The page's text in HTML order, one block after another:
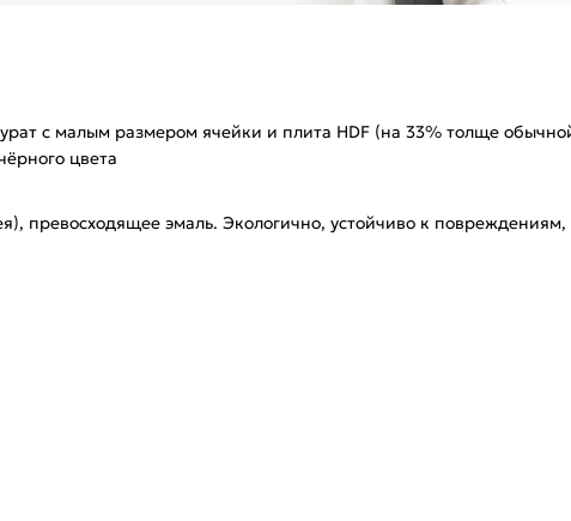
с малым размером ячейки и плита HDF (на 33% толще
цвета
превосходящее эмаль. Экологично, устойчиво к